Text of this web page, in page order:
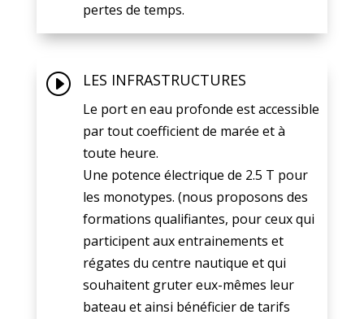
pertes de temps.
I LES INFRASTRUCTURES
Le port en eau profonde est accessible
par tout coefficient de marée et à
toute heure.
Une potence électrique de 2.5 T pour
les monotypes. (nous proposons des
formations qualifiantes, pour ceux qui
participent aux entrainements et
régates du centre nautique et qui
souhaitent gruter eux-mêmes leur
bateau et ainsi bénéficier de tarifs